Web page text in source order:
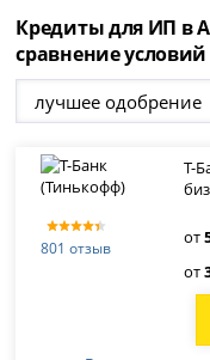
Кредиты для ИП в
сравнение условий
лучшее одобрение
801 отзыв
Т-
от
от